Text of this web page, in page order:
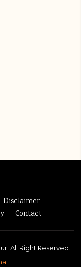
Disclaimer
Contact
All Right Reserved.